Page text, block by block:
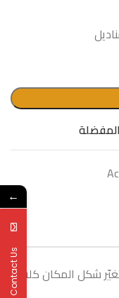
شكل المكان كله
←
Contact Us